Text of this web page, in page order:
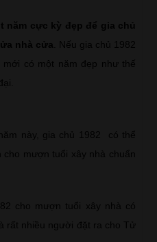
năm cực kỳ đẹp để gia chủ
nhà cửa . Nếu gia chủ 1982
có một năm đẹp như thế
này, gia chủ 1982 có thể
mượn tuổi xây nhà chuẩn
cho mượn tuổi xây nhà có
rất nhiều người đặt ra cho Tử